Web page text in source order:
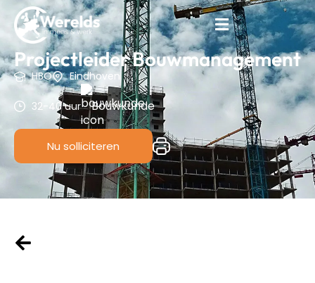
Projectleider Bouwmanagement
HBO Eindhoven
32-40 uur Bouwkunde
Nu solliciteren